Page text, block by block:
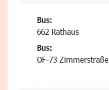
Bus:
662 Rathaus
Bus:
OF-73 Zimmerstraße